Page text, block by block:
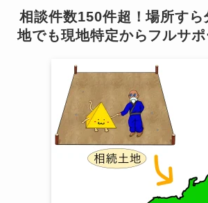
相談件数150件超！場所すら
地でも現地特定からフルサポ